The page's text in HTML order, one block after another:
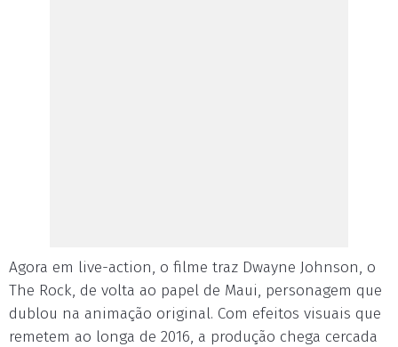
Agora em live-action, o filme traz Dwayne Johnson, o
The Rock, de volta ao papel de Maui, personagem que
dublou na animação original. Com efeitos visuais que
remetem ao longa de 2016, a produção chega cercada